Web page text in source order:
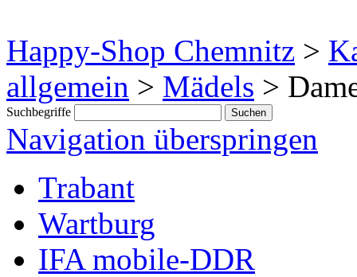
Happy-Shop Chemnitz >
allgemein > Mädels >
Suchbegriffe
Navigation überspringen
Trabant
Wartburg
IFA mobile-DDR